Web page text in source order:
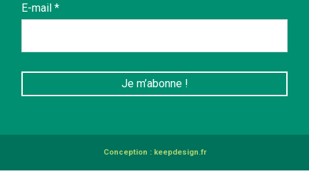
E-mail *
Conception : keepdesign.fr